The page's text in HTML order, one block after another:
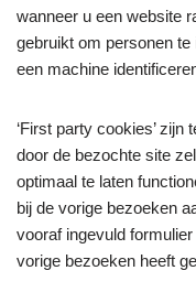
wanneer u een website
gebruikt om personen
een machine
‘First party cookies’
door de bezochte site
optimaal te laten
bij de vorige bezoeken
vooraf ingevuld
vorige bezoeken heeft